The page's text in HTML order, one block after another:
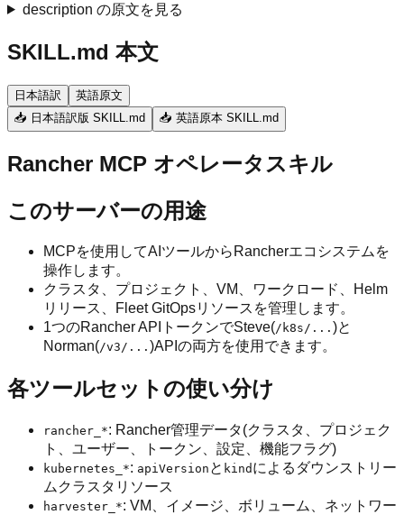
description の原文を見る
SKILL.md 本文
日本語訳
英語原文
📥 日本語訳版 SKILL.md
📥 英語原本 SKILL.md
Rancher MCP オペレータスキル
このサーバーの用途
MCPを使用してAIツールからRancherエコシステムを
操作します。
クラスタ、プロジェクト、VM、ワークロード、Helm
リリース、Fleet GitOpsリソースを管理します。
1つのRancher APIトークンでSteve(/k8s/... )と
Norman(/v3/... )APIの両方を使用できます。
各ツールセットの使い分け
rancher_*: Rancher管理データ(クラスタ、プロジェク
ト、ユーザー、トークン、設定、機能フラグ)
kubernetes_*: apiVersion と kind によるダウンストリー
ムクラスタリソース
harvester_*: VM、イメージ、ボリューム、ネットワー